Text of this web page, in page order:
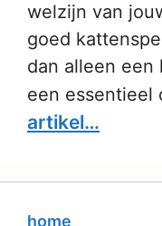
welzijn van
goed
dan alleen
een essentieel
artikel…
home